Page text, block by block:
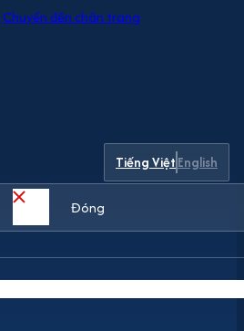
Chuyển đến chân trang
Tiếng ViệtEnglish
Đóng